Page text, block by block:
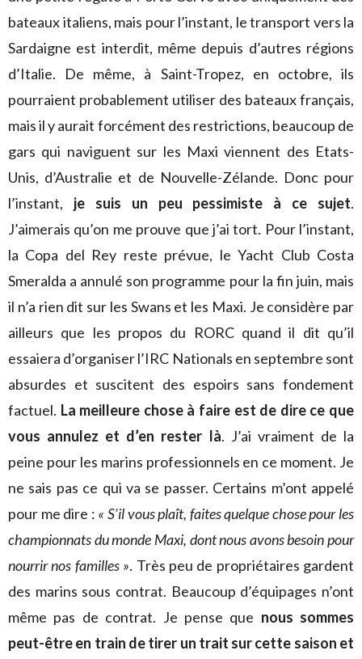
bateaux italiens, mais pour l’instant, le transport vers la
Sardaigne est interdit, même depuis d’autres régions
d’Italie. De même, à Saint-Tropez, en octobre, ils
pourraient probablement utiliser des bateaux français,
mais il y aurait forcément des restrictions, beaucoup de
gars qui naviguent sur les Maxi viennent des Etats-
Unis, d’Australie et de Nouvelle-Zélande. Donc pour
l’instant, je suis un peu pessimiste à ce sujet.
J’aimerais qu’on me prouve que j’ai tort. Pour l’instant,
la Copa del Rey reste prévue, le Yacht Club Costa
Smeralda a annulé son programme pour la fin juin, mais
il n’a rien dit sur les Swans et les Maxi. Je considère par
ailleurs que les propos du RORC quand il dit qu’il
essaiera d’organiser l’IRC Nationals en septembre sont
absurdes et suscitent des espoirs sans fondement
factuel. La meilleure chose à faire est de dire ce que
vous annulez et d’en rester là. J’ai vraiment de la
peine pour les marins professionnels en ce moment. Je
ne sais pas ce qui va se passer. Certains m’ont appelé
pour me dire : « S’il vous plaît, faites quelque chose pour les
championnats du monde Maxi, dont nous avons besoin pour
nourrir nos familles ». Très peu de propriétaires gardent
des marins sous contrat. Beaucoup d’équipages n’ont
même pas de contrat. Je pense que nous sommes
peut-être en train de tirer un trait sur cette saison et